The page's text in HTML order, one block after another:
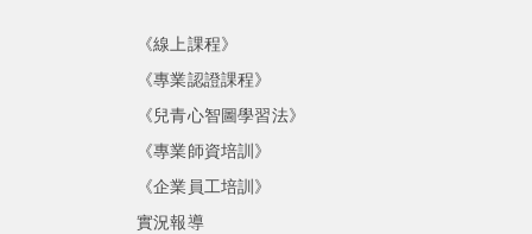
《線上課程》
《專業認證課程》
《兒青心智圖學習法》
《專業師資培訓》
《企業員工培訓》
實況報導